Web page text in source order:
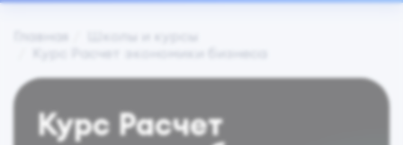
Главная
Школы и курсы
Курс Расчет экономики бизнеса
Курс Расчет